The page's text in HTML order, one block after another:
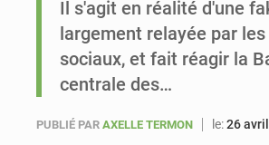
Il s'agit en réalité d'une
largement relayée par
sociaux, et fait réagir la
centrale des…
PUBLIÉ PAR AXELLE TERMON le:26